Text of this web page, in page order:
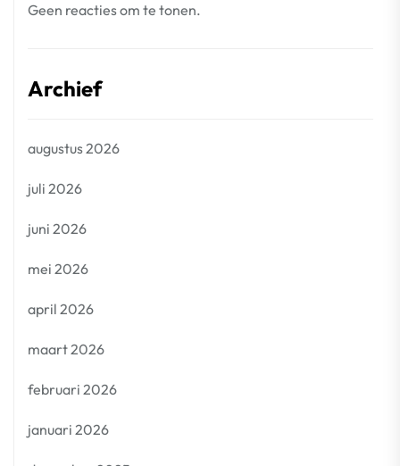
Geen reacties om te tonen.
Archief
augustus 2026
juli 2026
juni 2026
mei 2026
april 2026
maart 2026
februari 2026
januari 2026